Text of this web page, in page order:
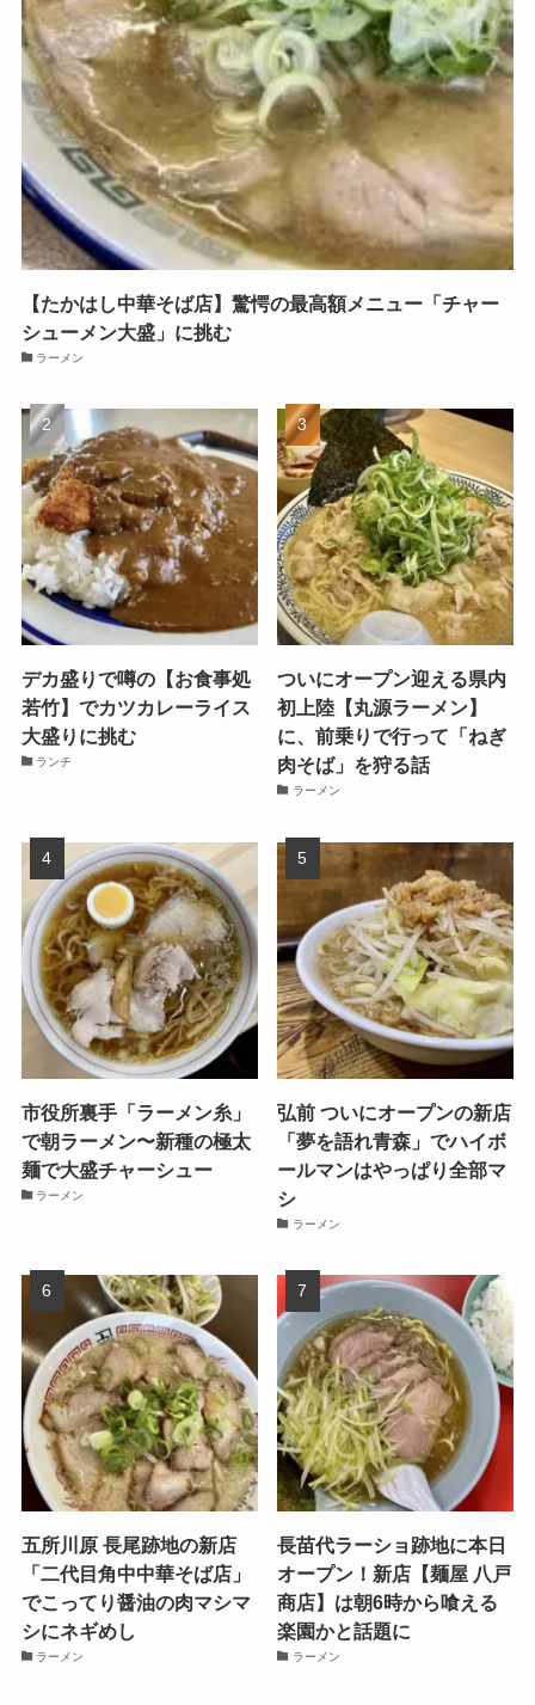
【たかはし中華そば店】驚愕の最高額メニュー「チャー
シューメン大盛」に挑む
ラーメン
デカ盛りで噂の【お食事処
若竹】でカツカレーライス
大盛りに挑む
ランチ
ついにオープン迎える県内
初上陸【丸源ラーメン】
に、前乗りで行って「ねぎ
肉そば」を狩る話
ラーメン
市役所裏手「ラーメン糸」
で朝ラーメン〜新種の極太
麺で大盛チャーシュー
ラーメン
弘前 ついにオープンの新店
「夢を語れ青森」でハイボ
ールマンはやっぱり全部マ
シ
ラーメン
五所川原 長尾跡地の新店
「二代目角中中華そば店」
でこってり醤油の肉マシマ
シにネギめし
ラーメン
長苗代ラーショ跡地に本日
オープン！新店【麺屋 八戸
商店】は朝6時から喰える
楽園かと話題に
ラーメン